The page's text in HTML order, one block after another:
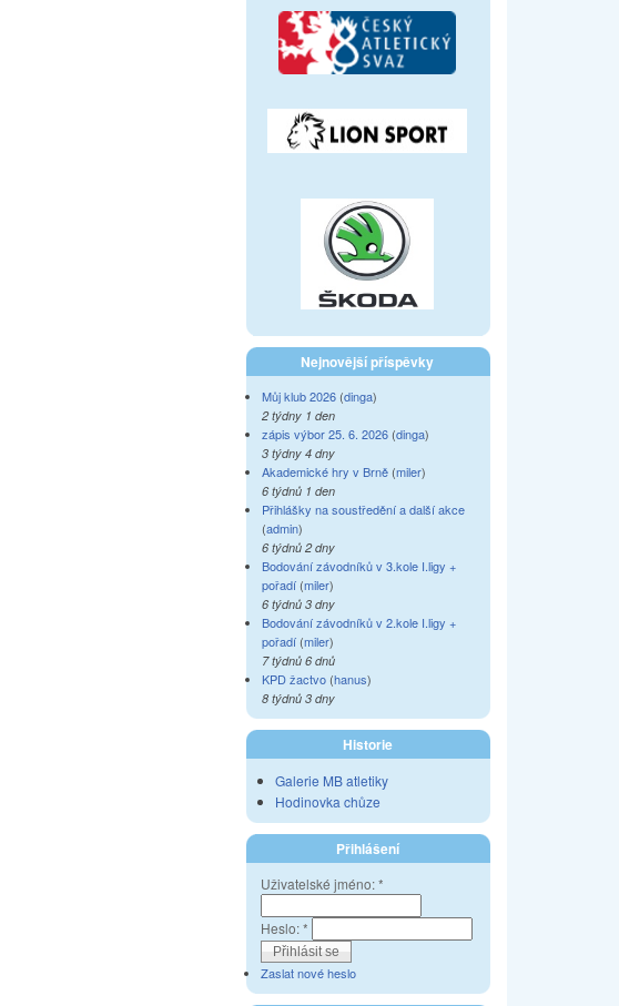
Nejnovější příspěvky
Můj klub 2026(dinga)
2 týdny 1 den
zápis výbor 25. 6. 2026(dinga)
3 týdny 4 dny
Akademické hry v Brně(miler)
6 týdnů 1 den
Přihlášky na soustředění a další akce
(admin)
6 týdnů 2 dny
Bodování závodníků v 3.kole I.ligy +
pořadí(miler)
6 týdnů 3 dny
Bodování závodníků v 2.kole I.ligy +
pořadí(miler)
7 týdnů 6 dnů
KPD žactvo(hanus)
8 týdnů 3 dny
Historie
Galerie MB atletiky
Hodinovka chůze
Přihlášení
Uživatelské jméno:*
Heslo:*
Zaslat nové heslo